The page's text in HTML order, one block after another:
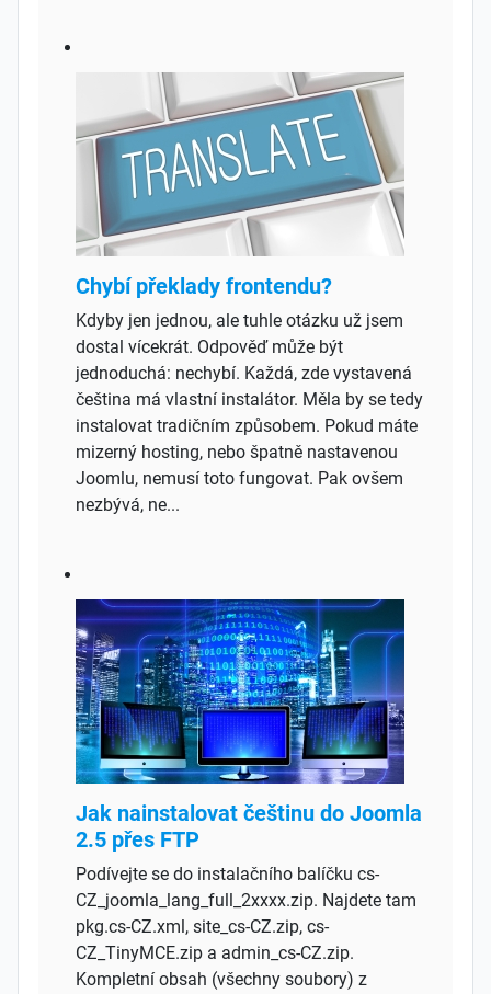
Chybí překlady frontendu?
Kdyby jen jednou, ale tuhle otázku už jsem
dostal vícekrát. Odpověď může být
jednoduchá: nechybí. Každá, zde vystavená
čeština má vlastní instalátor. Měla by se tedy
instalovat tradičním způsobem. Pokud máte
mizerný hosting, nebo špatně nastavenou
Joomlu, nemusí toto fungovat. Pak ovšem
nezbývá, ne...
Jak nainstalovat češtinu do Joomla
2.5 přes FTP
Podívejte se do instalačního balíčku cs-
CZ_joomla_lang_full_2xxxx.zip. Najdete tam
pkg.cs-CZ.xml, site_cs-CZ.zip, cs-
CZ_TinyMCE.zip a admin_cs-CZ.zip.
Kompletní obsah (všechny soubory) z